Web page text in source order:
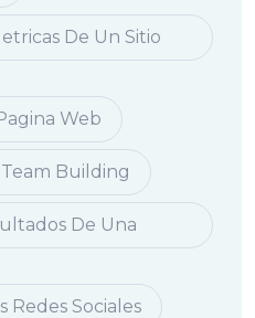
De Un Sitio
Web
Building
De Una
Redes Sociales